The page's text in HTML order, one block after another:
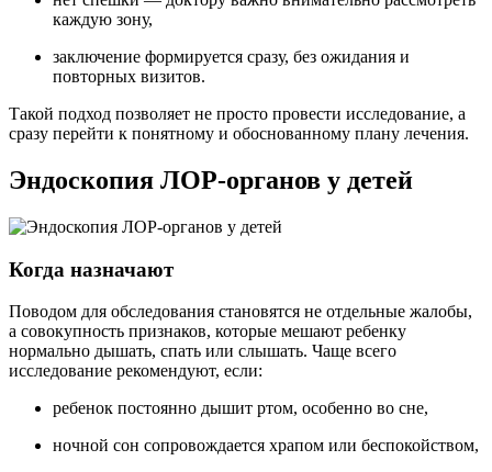
каждую зону,
заключение формируется сразу, без ожидания и
повторных визитов.
Такой подход позволяет не просто провести исследование, а
сразу перейти к понятному и обоснованному плану лечения.
Эндоскопия ЛОР-органов у детей
Когда назначают
Поводом для обследования становятся не отдельные жалобы,
а совокупность признаков, которые мешают ребенку
нормально дышать, спать или слышать. Чаще всего
исследование рекомендуют, если:
ребенок постоянно дышит ртом, особенно во сне,
ночной сон сопровождается храпом или беспокойством,